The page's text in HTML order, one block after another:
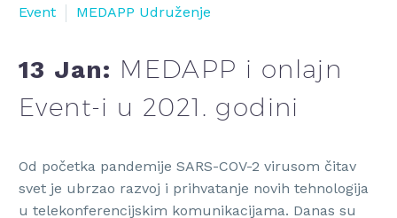
Event
MEDAPP Udruženje
13 Jan: MEDAPP i onlajn
Event-i u 2021. godini
Od početka pandemije SARS-COV-2 virusom čitav
svet je ubrzao razvoj i prihvatanje novih tehnologija
u telekonferencijskim komunikacijama. Danas su